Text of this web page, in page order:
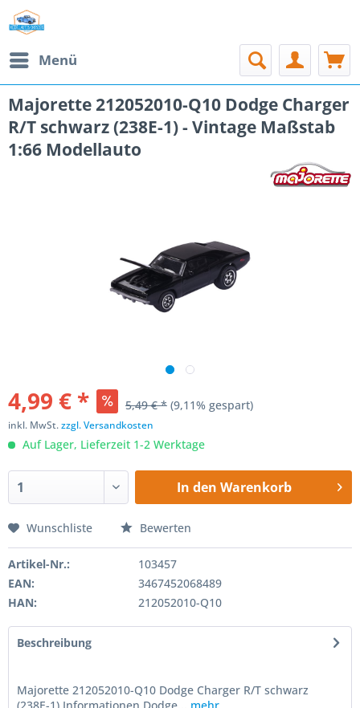
Menü
Majorette 212052010-Q10 Dodge Charger
R/T schwarz (238E-1) - Vintage Maßstab
1:66 Modellauto
4,99 € * 5,49 € * (9,11% gespart)
inkl. MwSt.zzgl. Versandkosten
Auf Lager, Lieferzeit 1-2 Werktage
In den Warenkorb
Wunschliste Bewerten
Artikel-Nr.:
103457
EAN:
3467452068489
HAN:
212052010-Q10
Beschreibung
Majorette 212052010-Q10 Dodge Charger R/T schwarz